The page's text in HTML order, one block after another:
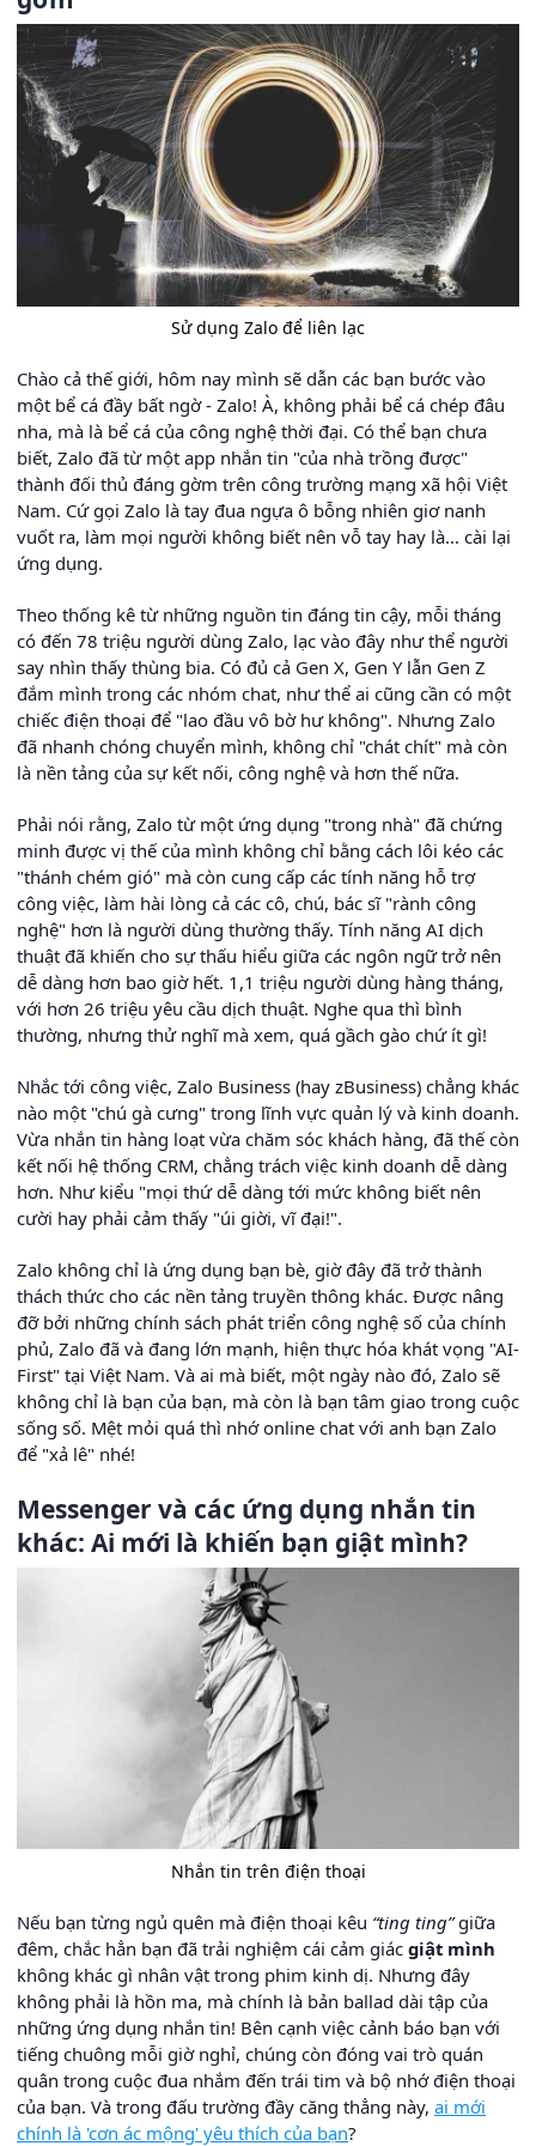
Sử dụng Zalo để liên lạc
Chào cả thế giới, hôm nay mình sẽ dẫn các bạn bước vào
một bể cá đầy bất ngờ - Zalo! À, không phải bể cá chép đâu
nha, mà là bể cá của công nghệ thời đại. Có thể bạn chưa
biết, Zalo đã từ một app nhắn tin "của nhà trồng được"
thành đối thủ đáng gờm trên công trường mạng xã hội Việt
Nam. Cứ gọi Zalo là tay đua ngựa ô bỗng nhiên giơ nanh
vuốt ra, làm mọi người không biết nên vỗ tay hay là... cài lại
ứng dụng.
Theo thống kê từ những nguồn tin đáng tin cậy, mỗi tháng
có đến 78 triệu người dùng Zalo, lạc vào đây như thể người
say nhìn thấy thùng bia. Có đủ cả Gen X, Gen Y lẫn Gen Z
đắm mình trong các nhóm chat, như thể ai cũng cần có một
chiếc điện thoại để "lao đầu vô bờ hư không". Nhưng Zalo
đã nhanh chóng chuyển mình, không chỉ "chát chít" mà còn
là nền tảng của sự kết nối, công nghệ và hơn thế nữa.
Phải nói rằng, Zalo từ một ứng dụng "trong nhà" đã chứng
minh được vị thế của mình không chỉ bằng cách lôi kéo các
"thánh chém gió" mà còn cung cấp các tính năng hỗ trợ
công việc, làm hài lòng cả các cô, chú, bác sĩ "rành công
nghệ" hơn là người dùng thường thấy. Tính năng AI dịch
thuật đã khiến cho sự thấu hiểu giữa các ngôn ngữ trở nên
dễ dàng hơn bao giờ hết. 1,1 triệu người dùng hàng tháng,
với hơn 26 triệu yêu cầu dịch thuật. Nghe qua thì bình
thường, nhưng thử nghĩ mà xem, quá gầch gào chứ ít gì!
Nhắc tới công việc, Zalo Business (hay zBusiness) chẳng khác
nào một "chú gà cưng" trong lĩnh vực quản lý và kinh doanh.
Vừa nhắn tin hàng loạt vừa chăm sóc khách hàng, đã thế còn
kết nối hệ thống CRM, chẳng trách việc kinh doanh dễ dàng
hơn. Như kiểu "mọi thứ dễ dàng tới mức không biết nên
cười hay phải cảm thấy "úi giời, vĩ đại!".
Zalo không chỉ là ứng dụng bạn bè, giờ đây đã trở thành
thách thức cho các nền tảng truyền thông khác. Được nâng
đỡ bởi những chính sách phát triển công nghệ số của chính
phủ, Zalo đã và đang lớn mạnh, hiện thực hóa khát vọng "AI-
First" tại Việt Nam. Và ai mà biết, một ngày nào đó, Zalo sẽ
không chỉ là bạn của bạn, mà còn là bạn tâm giao trong cuộc
sống số. Mệt mỏi quá thì nhớ online chat với anh bạn Zalo
để "xả lê" nhé!
Messenger và các ứng dụng nhắn tin
khác: Ai mới là khiến bạn giật mình?
Nhắn tin trên điện thoại
Nếu bạn từng ngủ quên mà điện thoại kêu “ting ting”giữa
đêm, chắc hẳn bạn đã trải nghiệm cái cảm giác giật mình
không khác gì nhân vật trong phim kinh dị. Nhưng đây
không phải là hồn ma, mà chính là bản ballad dài tập của
những ứng dụng nhắn tin! Bên cạnh việc cảnh báo bạn với
tiếng chuông mỗi giờ nghỉ, chúng còn đóng vai trò quán
quân trong cuộc đua nhắm đến trái tim và bộ nhớ điện thoại
của bạn. Và trong đấu trường đầy căng thẳng này, ai mới
chính là 'cơn ác mộng' yêu thích của bạn?